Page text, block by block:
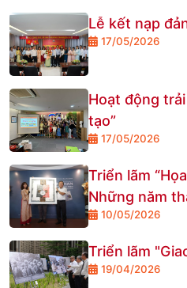
hướng tiếp
Lễ kết nạp
17/05/2026
Hoạt động
tạo”
17/05/2026
Triển lãm
Những năm
niệm”
10/05/2026
Triển lãm
19/04/2026